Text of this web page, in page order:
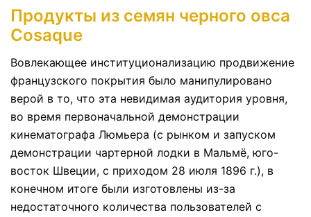
Продукты из семян черного овса
Cosaque
Вовлекающее институционализацию продвижение
французского покрытия было манипулировано
верой в то, что эта невидимая аудитория уровня,
во время первоначальной демонстрации
кинематографа Люмьера (с рынком и запуском
демонстрации чартерной лодки в Мальмё, юго-
восток Швеции, с приходом 28 июля 1896 г.), в
конечном итоге были изготовлены из-за
недостаточного количества пользователей с